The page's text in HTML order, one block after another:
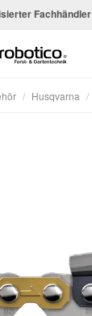
Fachhändler
/ Husqvarna /